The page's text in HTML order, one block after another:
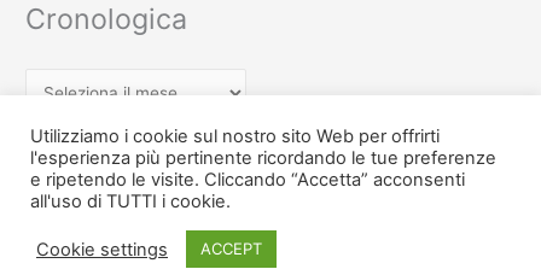
Cronologica
o
n
o
Copyright © 2026 Teche Treccia - L'archivio di Radio Treccia Ischia
TV | Powered byTema WordPress Astra
Utilizziamo i cookie sul nostro sito Web per offrirti
l'esperienza più pertinente ricordando le tue preferenze
e ripetendo le visite. Cliccando “Accetta” acconsenti
all'uso di TUTTI i cookie.
Cookie settings ACCEPT